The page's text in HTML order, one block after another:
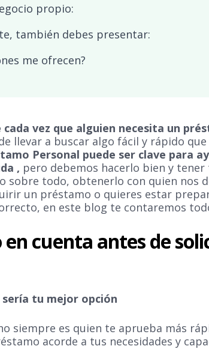
propio:
también debes presentar:
me ofrecen?
cada vez que alguien necesita un
llevar a buscar algo fácil y rápido
Personal puede ser clave para
, pero debemos hacerlo bien y
sobre todo, obtenerlo con quien nos
un préstamo o quieres estar
en este blog te contaremos
en cuenta antes de
tu mejor opción
siempre es quien te aprueba más
acorde a tus necesidades y